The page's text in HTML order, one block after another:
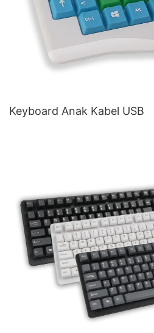
Keyboard Anak Kabel USB